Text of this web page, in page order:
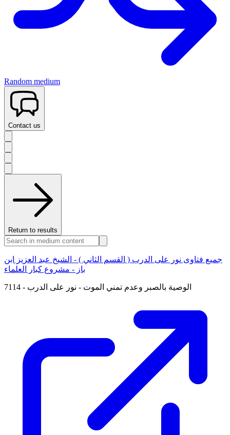
Random medium
Contact us
Return to results
جميع فتاوى نور على الدرب ( القسم الثاني ) - الشيخ عبد العزيز ابن
باز - مشروع كبار العلماء
7114 - الوصية بالصبر وعدم تمني الموت - نور على الدرب